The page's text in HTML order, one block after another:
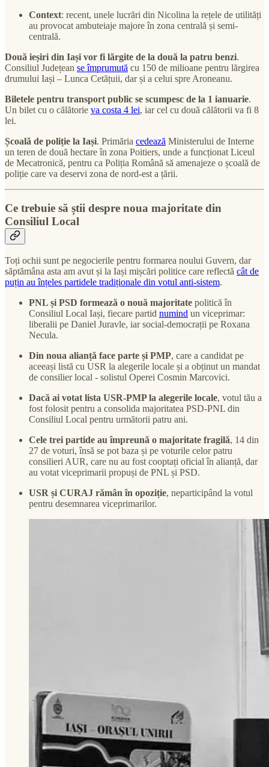
Context: recent, unele lucrări din Nicolina la rețele de utilități
au provocat ambuteiaje majore în zona centrală și semi-
centrală.
Două ieșiri din Iași vor fi lărgite de la două la patru benzi.
Consiliul Județean se împrumută cu 150 de milioane pentru lărgirea
drumului Iași – Lunca Cetățuii, dar și a celui spre Aroneanu.
Biletele pentru transport public se scumpesc de la 1 ianuarie.
Un bilet cu o călătorie va costa 4 lei, iar cel cu două călătorii va fi 8
lei.
Școală de poliție la Iași. Primăria cedează Ministerului de Interne
un teren de două hectare în zona Poitiers, unde a funcționat Liceul
de Mecatronică, pentru ca Poliția Română să amenajeze o școală de
poliție care va deservi zona de nord-est a țării.
Ce trebuie să știi despre noua majoritate din
Consiliul Local
Toți ochii sunt pe negocierile pentru formarea noului Guvern, dar
săptămâna asta am avut și la Iași mișcări politice care reflectă cât de
puțin au înțeles partidele tradiționale din votul anti-sistem.
PNL și PSD formează o nouă majoritate politică în
Consiliul Local Iași, fiecare partid numind un viceprimar:
liberalii pe Daniel Juravle, iar social-democrații pe Roxana
Necula.
Din noua alianță face parte și PMP, care a candidat pe
aceeași listă cu USR la alegerile locale și a obținut un mandat
de consilier local - solistul Operei Cosmin Marcovici.
Dacă ai votat lista USR-PMP la alegerile locale, votul tău a
fost folosit pentru a consolida majoritatea PSD-PNL din
Consiliul Local pentru următorii patru ani.
Cele trei partide au împreună o majoritate fragilă, 14 din
27 de voturi, însă se pot baza și pe voturile celor patru
consilieri AUR, care nu au fost cooptați oficial în alianță, dar
au votat viceprimarii propuși de PNL și PSD.
USR și CURAJ rămân în opoziție, neparticipând la votul
pentru desemnarea viceprimarilor.